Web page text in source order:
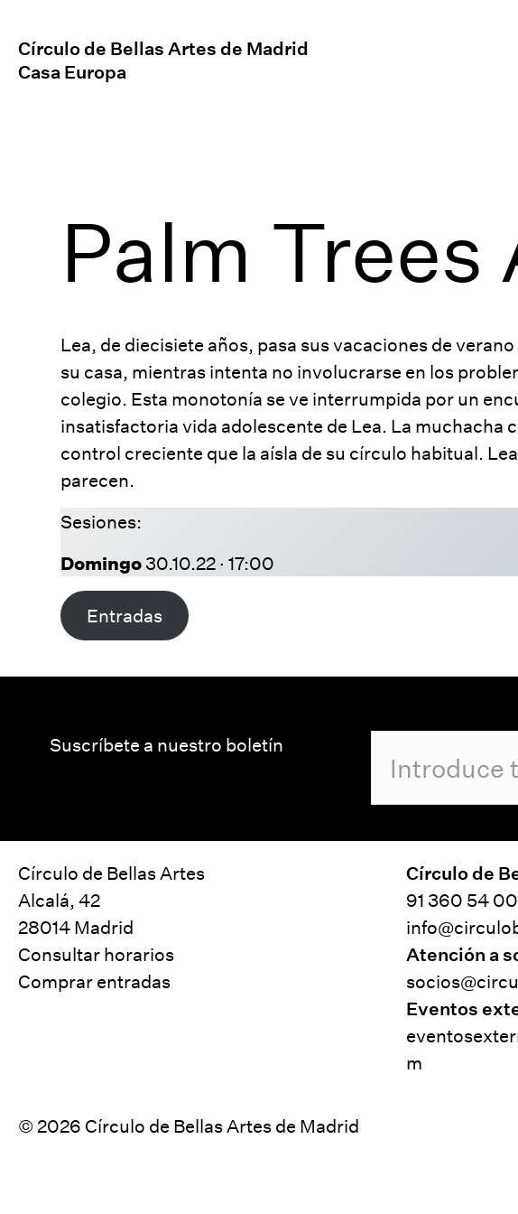
Círculo de Bellas Artes de Madrid
Casa Europa
Palm Trees
Lea, de diecisiete años, pasa sus vacaciones de
su casa, mientras intenta no involucrarse en los
colegio. Esta monotonía se ve interrumpida por un
insatisfactoria vida adolescente de Lea. La muchacha
control creciente que la aísla de su círculo habitual.
parecen.
Sesiones:
Domingo30.10.22 · 17:00
Entradas
Suscríbete a nuestro boletín
Círculo de Bellas Artes
Alcalá, 42
28014 Madrid
Consultar horarios
Comprar entradas
Círculo de
91 360 54 00
Atención a
Eventos
m
© 2026 Círculo de Bellas Artes de Madrid